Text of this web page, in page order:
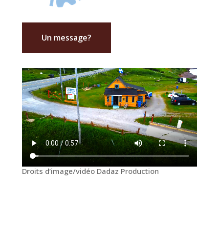
Un message?
Droits d’image/vidéo Dadaz Production